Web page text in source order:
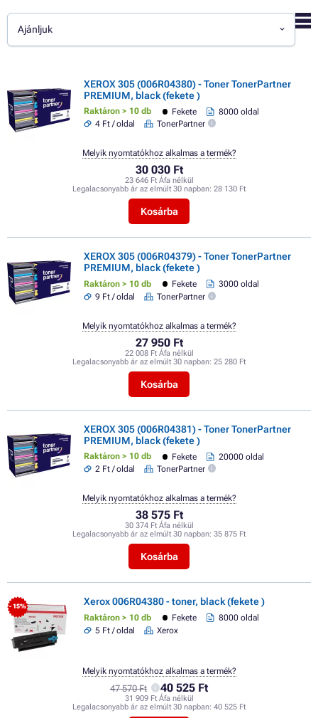
Ajánljuk
XEROX 305 (006R04380) - Toner TonerPartner
PREMIUM, black (fekete )
Raktáron > 10 db Fekete
8000 oldal
4 Ft / oldal
TonerPartner
30 030 Ft
23 646 Ft Áfa nélkül
Legalacsonyabb ár az elmúlt 30 napban: 28 130 Ft
Kosárba
Melyik nyomtatókhoz alkalmas a termék?
XEROX 305 (006R04379) - Toner TonerPartner
PREMIUM, black (fekete )
Raktáron > 10 db Fekete
3000 oldal
9 Ft / oldal
TonerPartner
27 950 Ft
22 008 Ft Áfa nélkül
Legalacsonyabb ár az elmúlt 30 napban: 25 280 Ft
Kosárba
Melyik nyomtatókhoz alkalmas a termék?
XEROX 305 (006R04381) - Toner TonerPartner
PREMIUM, black (fekete )
Raktáron > 10 db Fekete
20000 oldal
2 Ft / oldal
TonerPartner
38 575 Ft
30 374 Ft Áfa nélkül
Legalacsonyabb ár az elmúlt 30 napban: 35 875 Ft
Kosárba
Melyik nyomtatókhoz alkalmas a termék?
- 15% Xerox 006R04380 - toner, black (fekete )
Raktáron > 10 db Fekete
8000 oldal
5 Ft / oldal
Xerox
47 570 Ft 40 525 Ft
31 909 Ft Áfa nélkül
Legalacsonyabb ár az elmúlt 30 napban: 40 525 Ft
Melyik nyomtatókhoz alkalmas a termék?